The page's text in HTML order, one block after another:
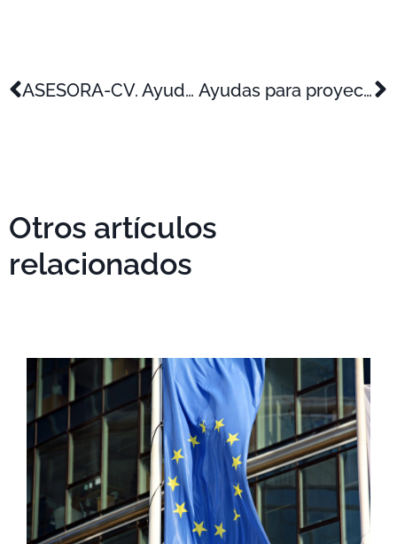
ASESORA-CV. Ayudas para el desarrollo de planes empresariales para el crecimiento de nuevas empresas innovadoras Ayudas para proyectos de Innovación de Pyme
Otros artículos
relacionados